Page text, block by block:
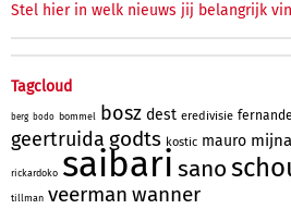
Stel hier in welk nieuws jij belangrijk
Tagcloud
berg bodo bommel bosz dest eredivisie
geertruida godts kostic mauro
rickardoko saibari sano
tillman veerman wanner